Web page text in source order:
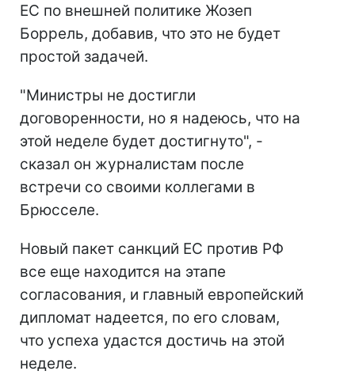
ЕС по внешней политике Жозеп
Боррель, добавив, что это не будет
простой задачей.
"Министры не достигли
договоренности, но я надеюсь, что на
этой неделе будет достигнуто", -
сказал он журналистам после
встречи со своими коллегами в
Брюсселе.
Новый пакет санкций ЕС против РФ
все еще находится на этапе
согласования, и главный европейский
дипломат надеется, по его словам,
что успеха удастся достичь на этой
неделе.